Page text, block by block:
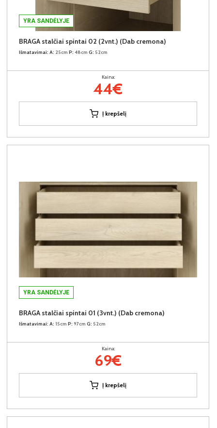
YRA SANDĖLYJE
BRAGA stalčiai spintai 02 (2vnt.) (Dab cremona)
Išmatavimai: A: 25cm P: 48cm G: 52cm
Kaina:
44€
Į krepšelį
YRA SANDĖLYJE
BRAGA stalčiai spintai 01 (3vnt.) (Dab cremona)
Išmatavimai: A: 15cm P: 97cm G: 52cm
Kaina:
69€
Į krepšelį